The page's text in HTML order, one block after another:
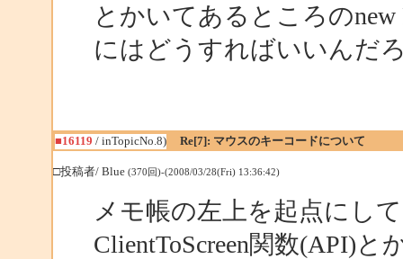
とかいてあるところの
にはどうすればいいんだ
■16119 / inTopicNo.8) Re[7]: マウスのキーコードについて
□投稿者/ Blue (370回)-(2008/03/28(Fri) 13:36:42)
メモ帳の左上を起点にし
ClientToScreen関数(API)と